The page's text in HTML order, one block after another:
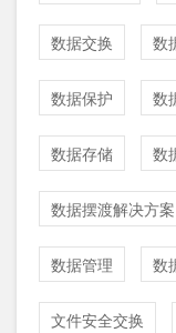
数据交换 数
数据保护 数
数据存储 数
数据摆渡解决方案
数据管理 数
文件安全交换